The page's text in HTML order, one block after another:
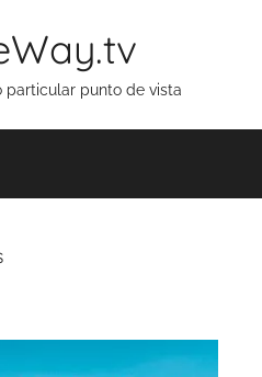
particular punto de vista